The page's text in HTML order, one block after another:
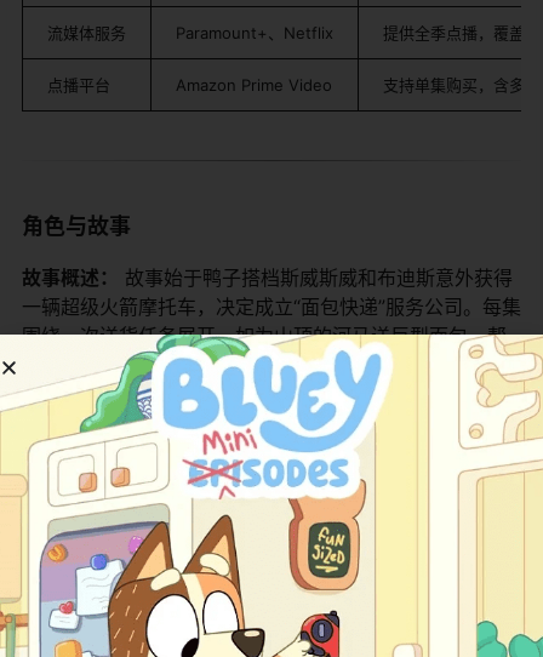
流媒体服务 Paramount+、Netflix 提供全季点播，覆盖
点播平台 Amazon Prime Video 支持单集购买，含多
角色与故事
​故事概述：​
​ 故事始于鸭子搭档斯威斯威和布迪斯意外获得
一辆超级火箭摩托车，决定成立“面包快递”服务公司。每集
围绕一次送货任务展开，如为山顶的河马送巨型面包、帮
外星顾客配送星际三明治。他们常遭遇竞争对手“黑暗快递”
的破坏，或卷入池塘镇的神秘事件，如水管爆裂引发的水
上冒险、时空裂缝带来的历史人物。通过智慧与协作，他
们总能在混乱中完成任务，并收获新友谊。系列后期引入
环保主题，如清理污染池塘的集体行动，强调个人英雄主
义与社区合作的和平衡。 ​
主要角色介绍：​
角色名 身份/特点 角色特点简介